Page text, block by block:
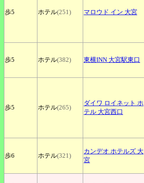
歩5 ホテル(251) マロウド イン 大宮
歩5 ホテル(382) 東横INN 大宮駅東口
歩5 ホテル(265)
ダイワ ロイネット ホ
テル 大宮西口
歩6 ホテル(321)
カンデオ ホテルズ 大
宮